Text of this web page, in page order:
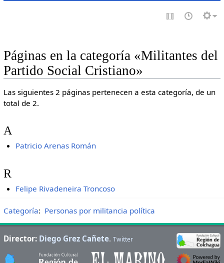
Páginas en la categoría «Militantes del
Partido Social Cristiano»
Las siguientes 2 páginas pertenecen a esta categoría, de un
total de 2.
A
Patricio Arenas Román
R
Felipe Rivadeneira Troncoso
Categoría: Personas por militancia política
Director: Diego Grez Cañete. Twitter